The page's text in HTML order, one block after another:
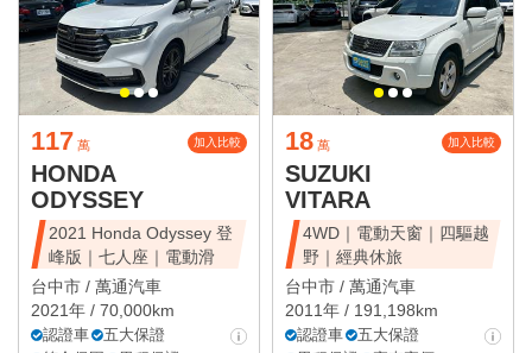
117 萬 加入比較
HONDA
ODYSSEY
2021 Honda Odyssey 登
峰版｜七人座｜電動滑
台中市 / 萬通汽車
2021年 / 70,000km
認證車
五大保證
18 萬 加入比較
SUZUKI
VITARA
4WD｜電動天窗｜四驅越
野｜經典休旅
台中市 / 萬通汽車
2011年 / 191,198km
認證車
五大保證